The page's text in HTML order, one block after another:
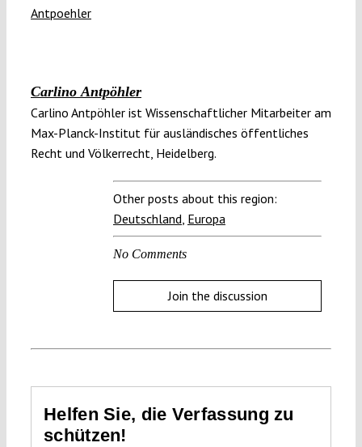
Carlino Antpöhler
Carlino Antpöhler ist Wissenschaftlicher Mitarbeiter am
Max-Planck-Institut für ausländisches öffentliches
Recht und Völkerrecht, Heidelberg.
Other posts about this region:
Deutschland Europa
No Comments
Join the discussion
Helfen Sie, die Verfassung zu
schützen!